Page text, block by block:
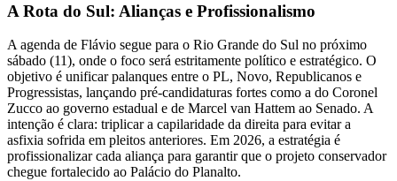
A Rota do Sul: Alianças e Profissionalismo
A agenda de Flávio segue para o Rio Grande do Sul no próximo
sábado (11), onde o foco será estritamente político e estratégico. O
objetivo é unificar palanques entre o PL, Novo, Republicanos e
Progressistas, lançando pré-candidaturas fortes como a do Coronel
Zucco ao governo estadual e de Marcel van Hattem ao Senado. A
intenção é clara: triplicar a capilaridade da direita para evitar a
asfixia sofrida em pleitos anteriores. Em 2026, a estratégia é
profissionalizar cada aliança para garantir que o projeto conservador
chegue fortalecido ao Palácio do Planalto.